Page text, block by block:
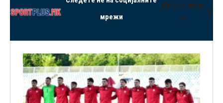
мрежи
Facebook
Instagram
X YouTube
VK
Mail